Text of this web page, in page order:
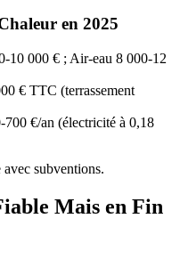
en 2025
10 000 € ; Air-eau 8 000-12
€ TTC (terrassement
700 €/an (électricité à 0,18
subventions.
Mais en Fin